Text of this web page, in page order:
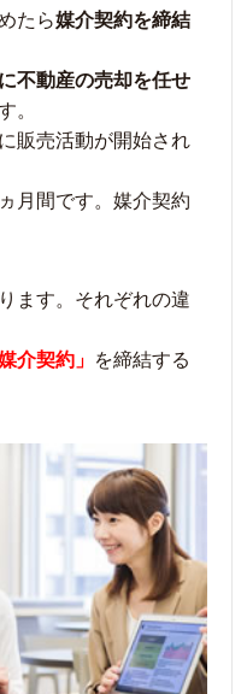
たら媒介契約を締結
に不動産の売却を任せ
。
販売活動が開始され
月間です。媒介契約
ます。それぞれの違
介契約」 を締結する